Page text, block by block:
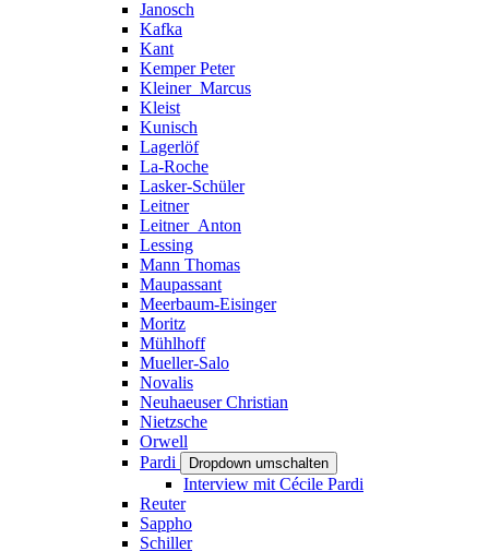
Janosch
Kafka
Kant
Kemper Peter
Kleiner_Marcus
Kleist
Kunisch
Lagerlöf
La-Roche
Lasker-Schüler
Leitner
Leitner_Anton
Lessing
Mann Thomas
Maupassant
Meerbaum-Eisinger
Moritz
Mühlhoff
Mueller-Salo
Novalis
Neuhaeuser Christian
Nietzsche
Orwell
Pardi
Dropdown umschalten
Interview mit Cécile Pardi
Reuter
Sappho
Schiller